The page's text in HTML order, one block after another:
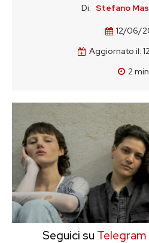
Di: Stefano
12/06/
Aggiornato il:
2
Seguici su Telegram